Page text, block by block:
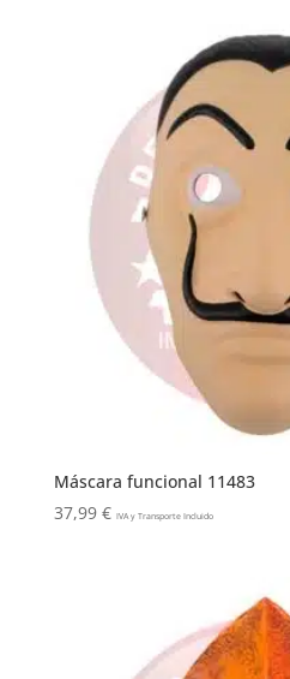
Máscara funcional 11483
37,99 € IVA y Transporte Incluido